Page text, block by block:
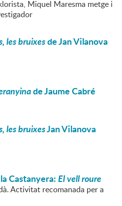
Miquel Maresma metge i
les bruixesde Jan Vilanova
de Jaume Cabré
les bruixesJan Vilanova
Castanyera:El vell roure
Activitat recomanada per a